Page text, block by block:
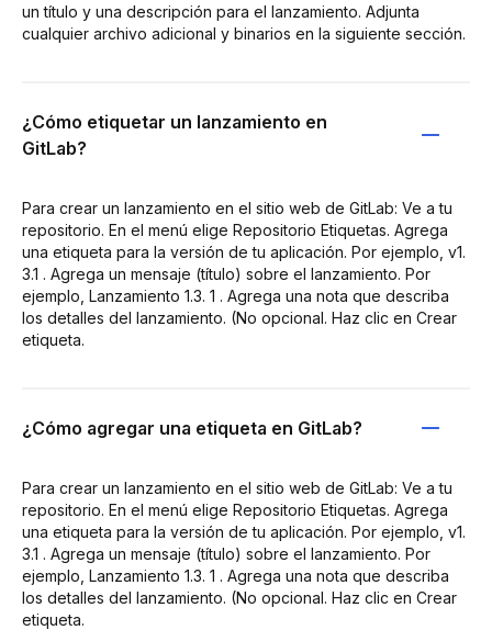
un título y una descripción para el lanzamiento. Adjunta
cualquier archivo adicional y binarios en la siguiente sección.
¿Cómo etiquetar un lanzamiento en
GitLab?
Para crear un lanzamiento en el sitio web de GitLab: Ve a tu
repositorio. En el menú elige Repositorio Etiquetas. Agrega
una etiqueta para la versión de tu aplicación. Por ejemplo, v1.
3.1 . Agrega un mensaje (título) sobre el lanzamiento. Por
ejemplo, Lanzamiento 1.3. 1 . Agrega una nota que describa
los detalles del lanzamiento. (No opcional. Haz clic en Crear
etiqueta.
¿Cómo agregar una etiqueta en GitLab?
Para crear un lanzamiento en el sitio web de GitLab: Ve a tu
repositorio. En el menú elige Repositorio Etiquetas. Agrega
una etiqueta para la versión de tu aplicación. Por ejemplo, v1.
3.1 . Agrega un mensaje (título) sobre el lanzamiento. Por
ejemplo, Lanzamiento 1.3. 1 . Agrega una nota que describa
los detalles del lanzamiento. (No opcional. Haz clic en Crear
etiqueta.